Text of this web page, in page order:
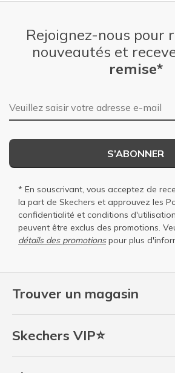
Trouver un magasin
Skechers VIP⭐
Rejoignez-nous pour
nouveautés et
remise*
Adresse e-mail
S’ABONNER
* En souscrivant, vous acceptez de
la part de Skechers et approuvez les
confidentialité et conditions d'utilisation
peuvent être exclus des promotions.
détails des promotionspour plus